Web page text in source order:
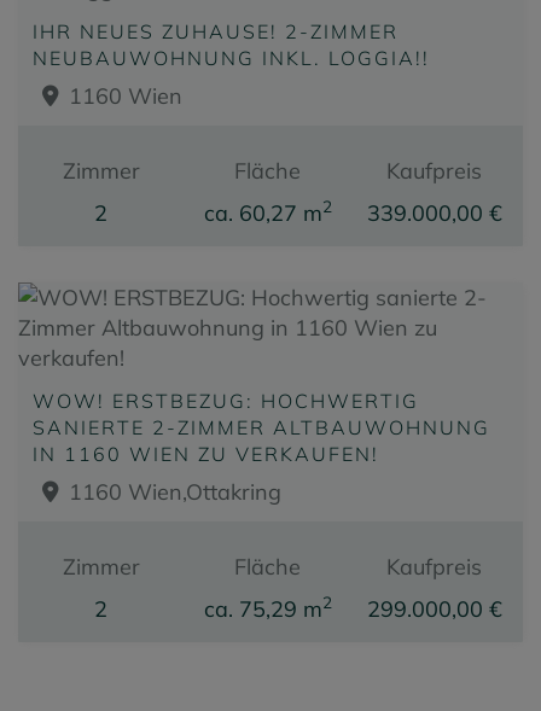
IHR NEUES ZUHAUSE! 2-ZIMMER
NEUBAUWOHNUNG INKL. LOGGIA!!
1160 Wien
Zimmer
2
Fläche
ca. 60,27 m2
Kaufpreis
339.000,00 €
WOW! ERSTBEZUG: HOCHWERTIG
SANIERTE 2-ZIMMER ALTBAUWOHNUNG
IN 1160 WIEN ZU VERKAUFEN!
1160 Wien,Ottakring
Zimmer
2
Fläche
ca. 75,29 m2
Kaufpreis
299.000,00 €